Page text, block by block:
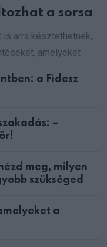
a sorsa
arra késztethetnek,
amelyeket
a Fidesz
–
meg, milyen
szükséged
a